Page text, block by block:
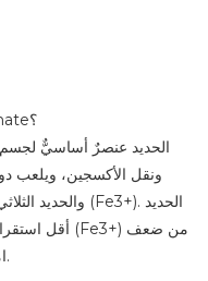
لماذا تختار LiposomalIron Pyrophosphate؟
الحديد عنصرٌ أساسيٌّ لجسم
ونقل الأكسجين، ويلعب
امتصاصه، مما يُحدّ من التوافر الحيوي للحديد.